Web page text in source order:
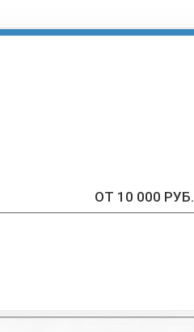
ОТ 10 000 РУБ.